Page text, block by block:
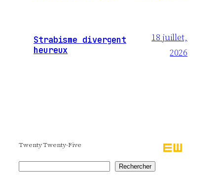
Strabisme divergent
heureux
18 juillet,
2026
Twenty Twenty-Five
Rechercher